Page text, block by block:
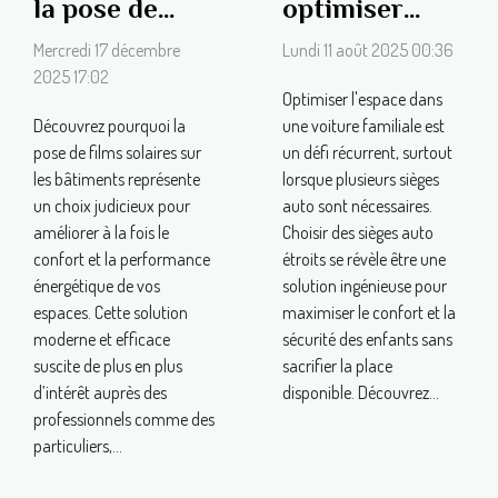
la pose de
films solaires
sur les
Mercredi 17 décembre
2025 17:02
Découvrez pourquoi la
pose de films solaires sur
les bâtiments représente
un choix judicieux pour
améliorer à la fois le
confort et la performance
énergétique de vos
espaces. Cette solution
moderne et efficace
suscite de plus en plus
d’intérêt auprès des
professionnels comme des
particuliers,...
optimiser
l'espace avec
auto étroits ?
Lundi 11 août 2025 00:36
Optimiser l'espace dans
une voiture familiale est
un défi récurrent, surtout
lorsque plusieurs sièges
auto sont nécessaires.
Choisir des sièges auto
étroits se révèle être une
solution ingénieuse pour
maximiser le confort et la
sécurité des enfants sans
sacrifier la place
disponible. Découvrez...